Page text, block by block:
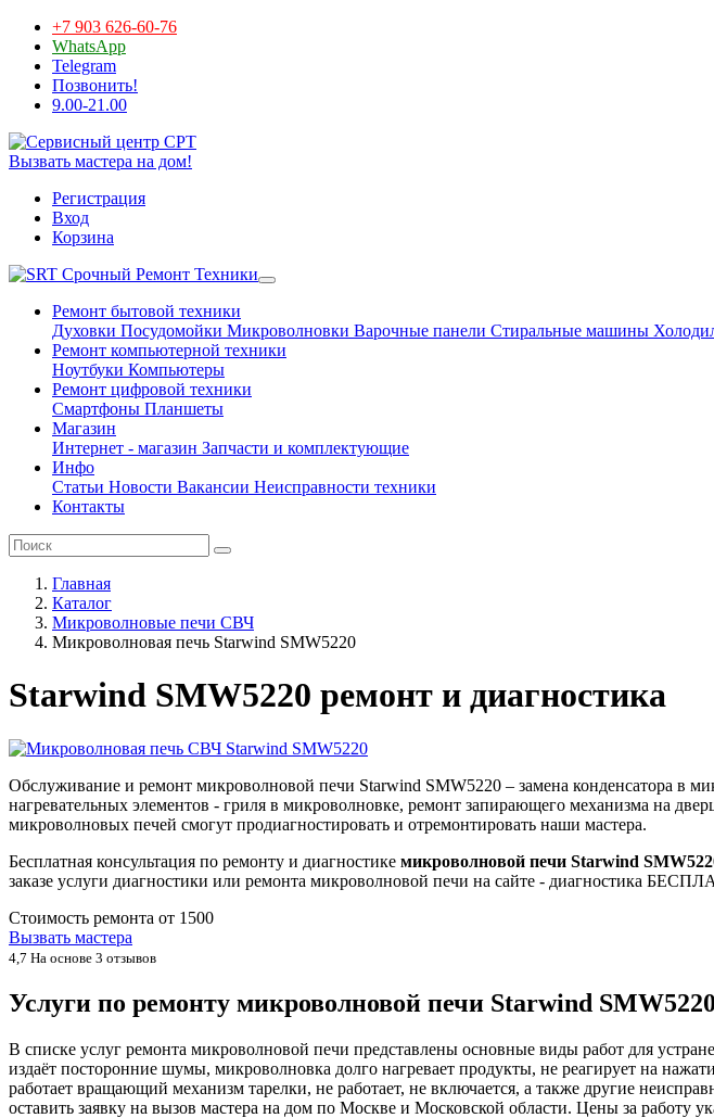
+7 903 626-60-76
WhatsApp
Telegram
Позвонить!
9.00-21.00
Вызвать мастера на дом!
Регистрация
Вход
Корзина
Срочный Ремонт Техники
Ремонт бытовой техники
Духовки Посудомойки Микроволновки Варочные панели Стиральные машины
Ремонт компьютерной техники
Ноутбуки Компьютеры
Ремонт цифровой техники
Смартфоны Планшеты
Магазин
Интернет - магазин Запчасти и комплектующие
Инфо
Статьи Новости Вакансии Неисправности техники
Контакты
Главная
Каталог
Микроволновые печи СВЧ
Микроволновая печь Starwind SMW5220
Starwind SMW5220 ремонт и диагностика
Обслуживание и ремонт микроволновой печи Starwind SMW5220 – замена конденсатора в
нагревательных элементов - гриля в микроволновке, ремонт запирающего механизма на
микроволновых печей смогут продиагностировать и отремонтировать наши мастера.
Бесплатная консультация по ремонту и диагностике микроволновой печи Starwind
заказе услуги диагностики или ремонта микроволновой печи на сайте - диагностика
Стоимость ремонта от 1500
Вызвать мастера
4,7 На основе 3 отзывов
Услуги по ремонту микроволновой печи Starwind SMW5220
В списке услуг ремонта микроволновой печи представлены основные виды работ для
издаёт посторонние шумы, микроволновка долго нагревает продукты, не реагирует на
работает вращающий механизм тарелки, не работает, не включается, а также другие
оставить заявку на вызов мастера на дом по Москве и Московской области. Цены за работу